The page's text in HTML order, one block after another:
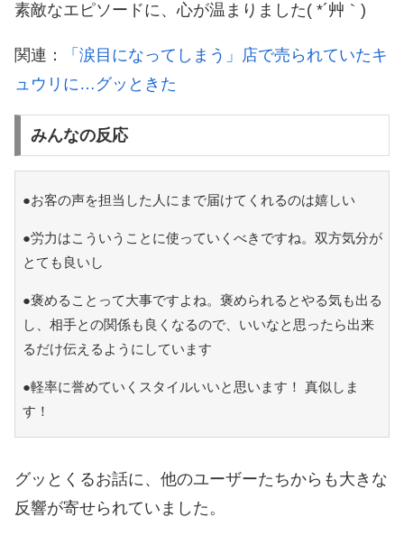
素敵なエピソードに、心が温まりました( *´艸｀)
関連：
「涙目になってしまう」店で売られていたキ
ュウリに…グッときた
みんなの反応
●お客の声を担当した人にまで届けてくれるのは嬉しい
●労力はこういうことに使っていくべきですね。双方気分が
とても良いし
●褒めることって大事ですよね。褒められるとやる気も出る
し、相手との関係も良くなるので、いいなと思ったら出来
るだけ伝えるようにしています
●軽率に誉めていくスタイルいいと思います！ 真似しま
す！
グッとくるお話に、他のユーザーたちからも大きな
反響が寄せられていました。